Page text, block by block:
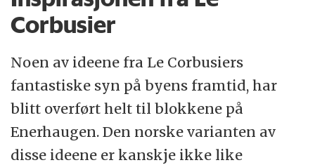
Corbusier
Noen av ideene fra Le Corbusiers
fantastiske syn på byens framtid, har
blitt overført helt til blokkene på
Enerhaugen. Den norske varianten av
disse ideene er kanskje ikke like